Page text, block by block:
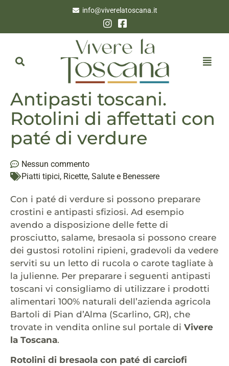
info@viverelatoscana.it
Antipasti toscani.
Rotolini di affettati con
paté di verdure
Nessun commento
Piatti tipici, Ricette, Salute e Benessere
Con i paté di verdure si possono preparare
crostini e antipasti sfiziosi. Ad esempio
avendo a disposizione delle fette di
prosciutto, salame, bresaola si possono creare
dei gustosi rotolini ripieni, gradevoli da vedere
serviti su un letto di rucola o carote tagliate à
la julienne. Per preparare i seguenti antipasti
toscani vi consigliamo di utilizzare i prodotti
alimentari 100% naturali dell’azienda agricola
Bartoli di Pian d’Alma (Scarlino, GR), che
trovate in vendita online sul portale di Vivere
la Toscana.
Rotolini di bresaola con paté di carciofi